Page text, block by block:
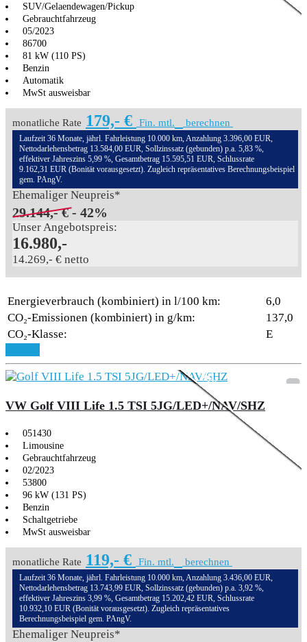
SUV/Gelaendewagen/Pickup
Gebrauchtfahrzeug
05/2023
86700
81 kW (110 PS)
Benzin
Automatik
MwSt ausweisbar
monatliche Rate 179,- € Fin. mtl. berechnen
Laufzeit 36 Monate, jährl. Fahrleistung 10.000 km, Anzahlung 3.396,00 EUR,
Nettodarlehensbetrag 13.584,00 EUR, Sollzinssatz (gebunden) p.a. 5,83 %,
effektiver Jahreszins 5,99 %, Gesamtbetrag 15.595,51 EUR, Schlussrate
9.162,31 EUR (Bonität vorausgesetzt). Zugleich repräsentatives Berechnungsbeispiel
gem. PAngV.
Ehemaliger Neupreis*
29.144,- € - 42%
Unser Angebotspreis:
16.980,-
14.269,- € netto
Energieverbrauch (kombiniert) in l/100 km:
6,0
CO₂-Emissionen (kombiniert) in g/km:
137,0
CO₂-Klasse:
E
Aktionsmodell
VW Golf VIII Life 1.5 TSI 5JG/LED+/NAV/SHZ
051430
Limousine
Gebrauchtfahrzeug
02/2023
53800
96 kW (131 PS)
Benzin
Schaltgetriebe
MwSt ausweisbar
monatliche Rate 119,- € Fin. mtl. berechnen
Laufzeit 36 Monate, jährl. Fahrleistung 10.000 km, Anzahlung 3.436,00 EUR,
Nettodarlehensbetrag 13.743,99 EUR, Sollzinssatz (gebunden) p.a. 3,92 %,
effektiver Jahreszins 3,99 %, Gesamtbetrag 15.202,42 EUR, Schlussrate
10.932,10 EUR (Bonität vorausgesetzt). Zugleich repräsentatives
Berechnungsbeispiel gem. PAngV.
Ehemaliger Neupreis*
3,99% Sonderfinanzie